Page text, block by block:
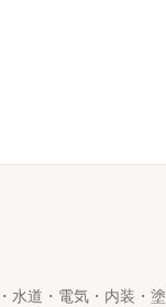
水道・電気・内装・塗